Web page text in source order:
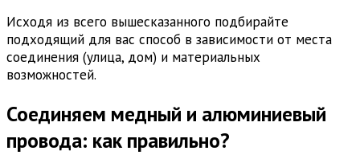
Исходя из всего вышесказанного подбирайте
подходящий для вас способ в зависимости от места
соединения (улица, дом) и материальных
возможностей.
Соединяем медный и алюминиевый
провода: как правильно?